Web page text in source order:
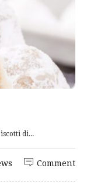
di...
Comment